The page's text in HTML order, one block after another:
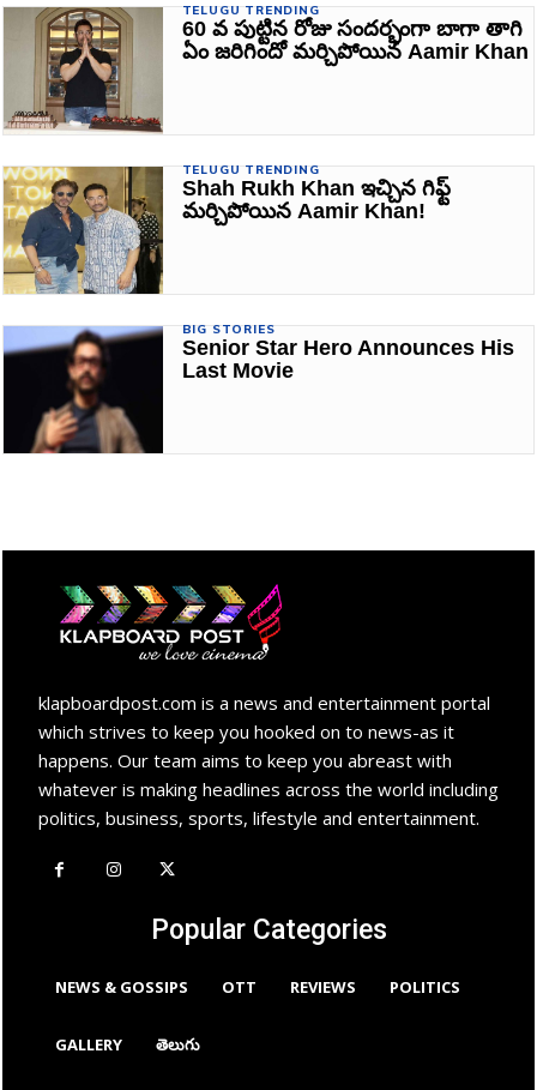
TELUGU TRENDING
60 వ పుట్టిన రోజు సందర్భంగా బాగా తాగి
ఏం జరిగిందో మర్చిపోయిన Aamir Khan
TELUGU TRENDING
Shah Rukh Khan ఇచ్చిన గిఫ్ట్
మర్చిపోయిన Aamir Khan!
BIG STORIES
Senior Star Hero Announces His
Last Movie
klapboardpost.com is a news and entertainment portal
which strives to keep you hooked on to news-as it
happens. Our team aims to keep you abreast with
whatever is making headlines across the world including
politics, business, sports, lifestyle and entertainment.
Popular Categories
NEWS & GOSSIPS OTT REVIEWS POLITICS
GALLERY తెలుగు